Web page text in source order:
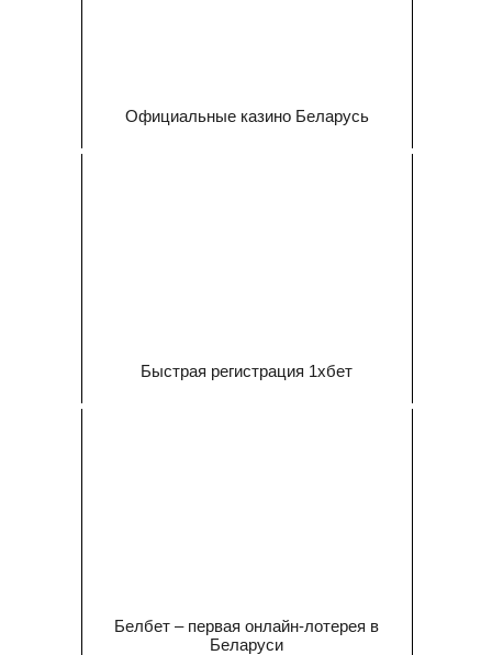
Официальные казино Беларусь
Быстрая регистрация 1хбет
Белбет – первая онлайн-лотерея в
Беларуси